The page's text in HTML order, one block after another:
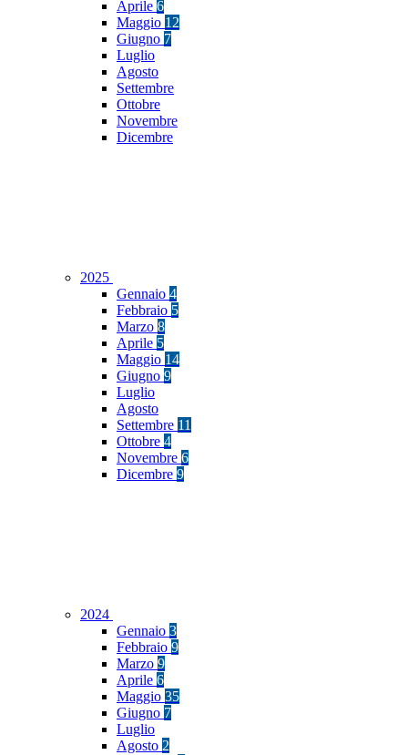
Aprile 6
Maggio 12
Giugno 7
Luglio
Agosto
Settembre
Ottobre
Novembre
Dicembre
2025
Gennaio 4
Febbraio 5
Marzo 8
Aprile 5
Maggio 14
Giugno 9
Luglio
Agosto
Settembre 11
Ottobre 4
Novembre 6
Dicembre 9
2024
Gennaio 3
Febbraio 9
Marzo 9
Aprile 6
Maggio 35
Giugno 7
Luglio
Agosto 2